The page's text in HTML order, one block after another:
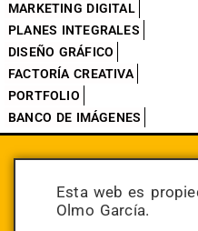
MARKETING DIGITAL
PLANES INTEGRALES
DISEÑO GRÁFICO
FACTORÍA CREATIVA
PORTFOLIO
BANCO DE IMÁGENES
Esta web es
Olmo García.